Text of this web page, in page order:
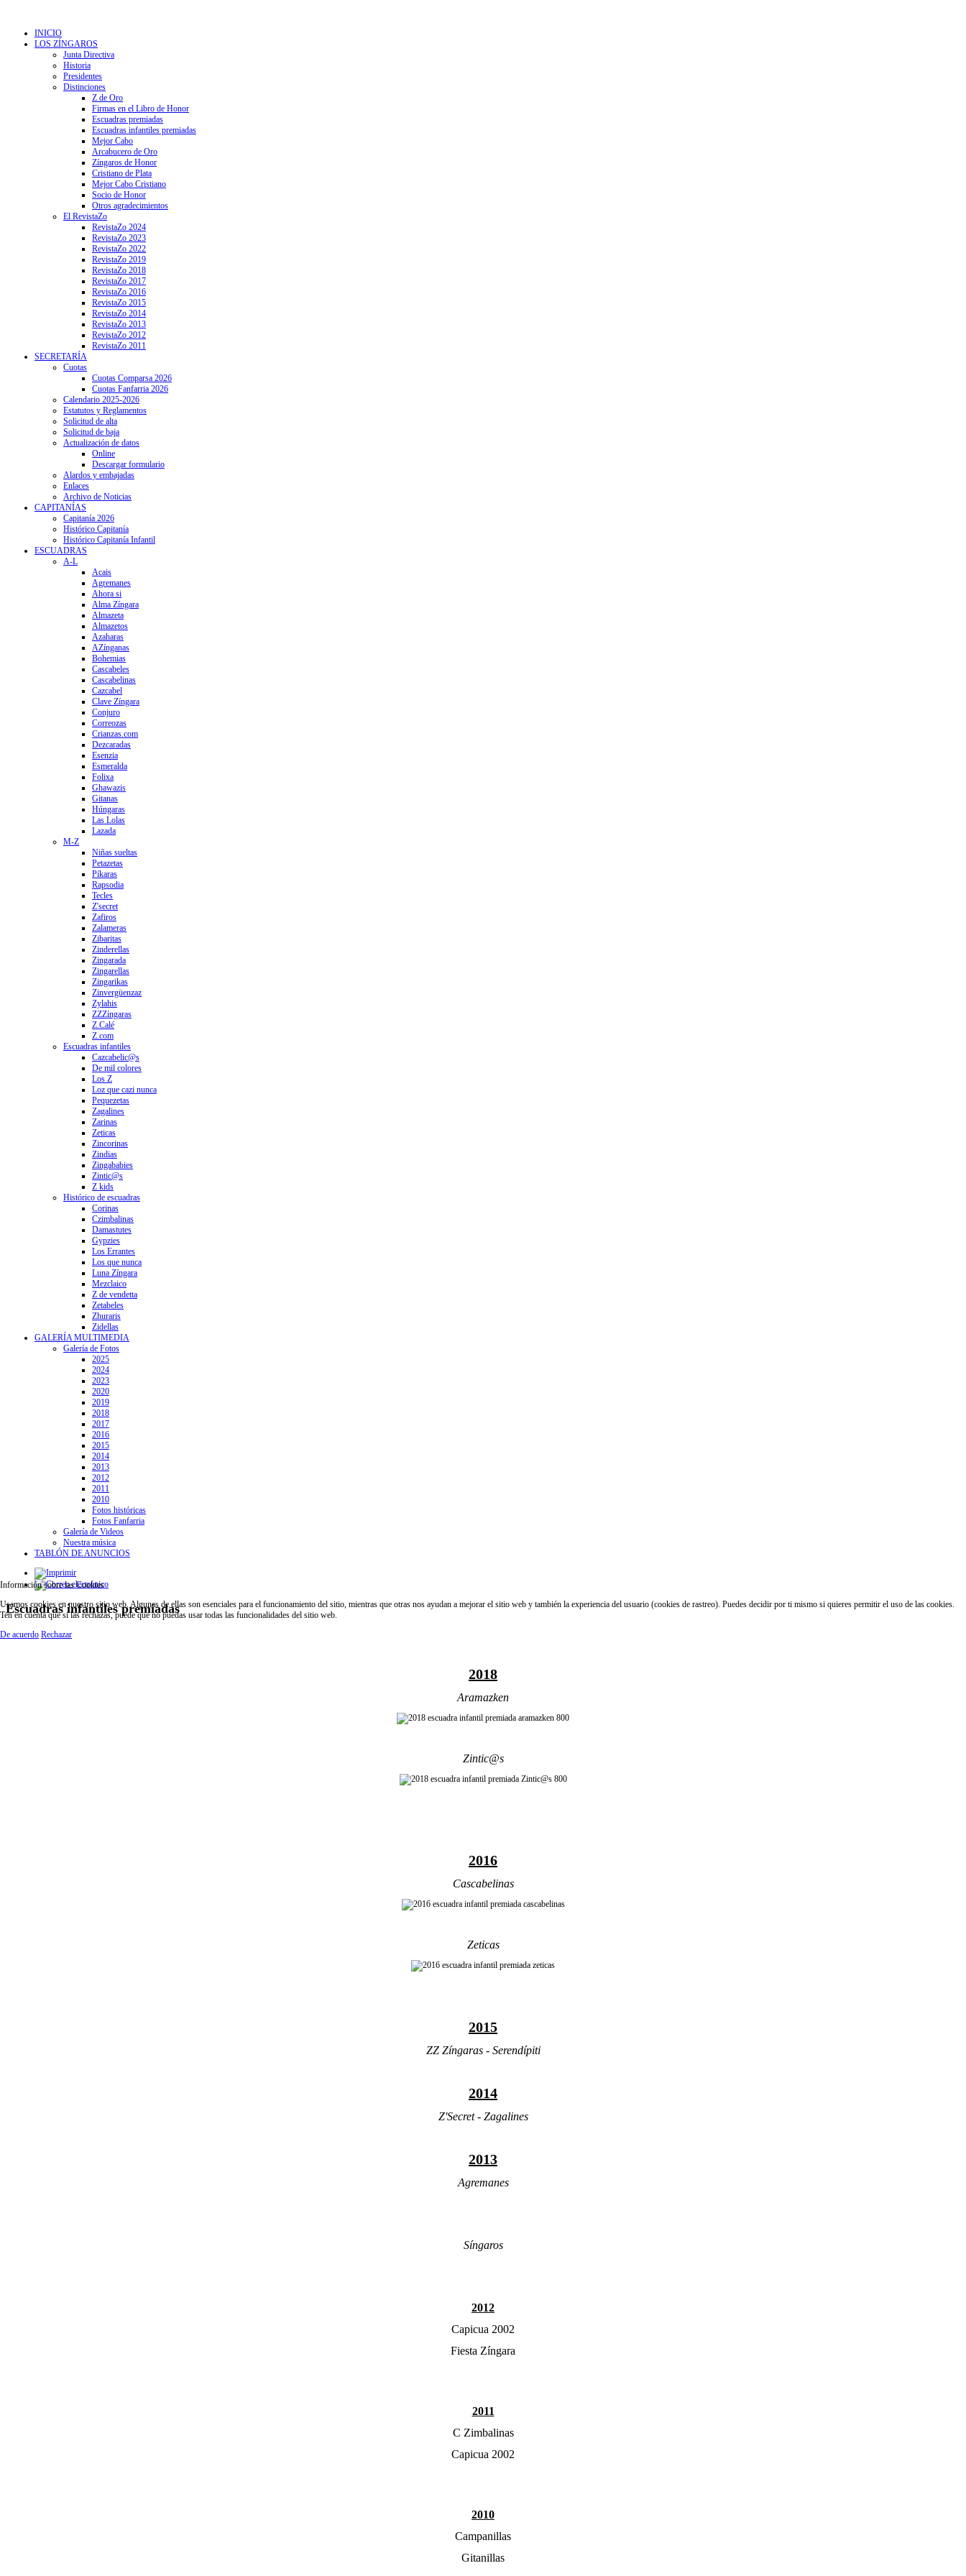
INICIO
LOS ZÍNGAROS
Junta Directiva
Historia
Presidentes
Distinciones
Z de Oro
Firmas en el Libro de Honor
Escuadras premiadas
Escuadras infantiles premiadas
Mejor Cabo
Arcabucero de Oro
Zíngaros de Honor
Cristiano de Plata
Mejor Cabo Cristiano
Socio de Honor
Otros agradecimientos
El RevistaZo
RevistaZo 2024
RevistaZo 2023
RevistaZo 2022
RevistaZo 2019
RevistaZo 2018
RevistaZo 2017
RevistaZo 2016
RevistaZo 2015
RevistaZo 2014
RevistaZo 2013
RevistaZo 2012
RevistaZo 2011
SECRETARÍA
Cuotas
Cuotas Comparsa 2026
Cuotas Fanfarria 2026
Calendario 2025-2026
Estatutos y Reglamentos
Solicitud de alta
Solicitud de baja
Actualización de datos
Online
Descargar formulario
Alardos y embajadas
Enlaces
Archivo de Noticias
CAPITANÍAS
Capitanía 2026
Histórico Capitanía
Histórico Capitanía Infantil
ESCUADRAS
A-L
Acais
Agremanes
Ahora si
Alma Zíngara
Almazeta
Almazetos
Azaharas
AZínganas
Bohemias
Cascabeles
Cascabelinas
Cazcabel
Clave Zíngara
Conjuro
Correozas
Crianzas.com
Dezcaradas
Esenzia
Esmeralda
Folixa
Ghawazis
Gitanas
Húngaras
Las Lolas
Lazada
M-Z
Niñas sueltas
Petazetas
Píkaras
Rapsodia
Tecles
Z'secret
Zafiros
Zalameras
Zibaritas
Zinderellas
Zingarada
Zingarellas
Zingarikas
Zinvergüenzaz
Zylahis
ZZZíngaras
Z.Calé
Z.com
Escuadras infantiles
Cazcabelic@s
De mil colores
Los Z
Loz que cazi nunca
Pequezetas
Zagalines
Zarinas
Zeticas
Zincorinas
Zindias
Zingababies
Zintic@s
Z kids
Histórico de escuadras
Corinas
Czimbalinas
Damastutes
Gypzies
Los Errantes
Los que nunca
Luna Zíngara
Mezclaico
Z de vendetta
Zetabeles
Zhuraris
Zidellas
GALERÍA MULTIMEDIA
Galería de Fotos
2025
2024
2023
2020
2019
2018
2017
2016
2015
2014
2013
2012
2011
2010
Fotos históricas
Fotos Fanfarria
Galería de Videos
Nuestra música
TABLÓN DE ANUNCIOS
Escuadras infantiles premiadas
2018
Aramazken
Zintic@s
2016
Cascabelinas
Zeticas
2015
ZZ Zíngaras - Serendípiti
2014
Z'Secret - Zagalines
2013
Agremanes
Síngaros
2012
Capicua 2002
Fiesta Zíngara
2011
C Zimbalinas
Capicua 2002
2010
Campanillas
Gitanillas
Información sobre las Cookies
Usamos cookies en nuestro sitio web. Algunas de ellas son esenciales para el funcionamiento del sitio, mientras que otras nos ayudan a mejorar el sitio web y también la experiencia del usuario (cookies de rastreo). Puedes decidir por ti mismo si quieres permitir el uso de las cookies.
Ten en cuenta que si las rechazas, puede que no puedas usar todas las funcionalidades del sitio web.
De acuerdo Rechazar